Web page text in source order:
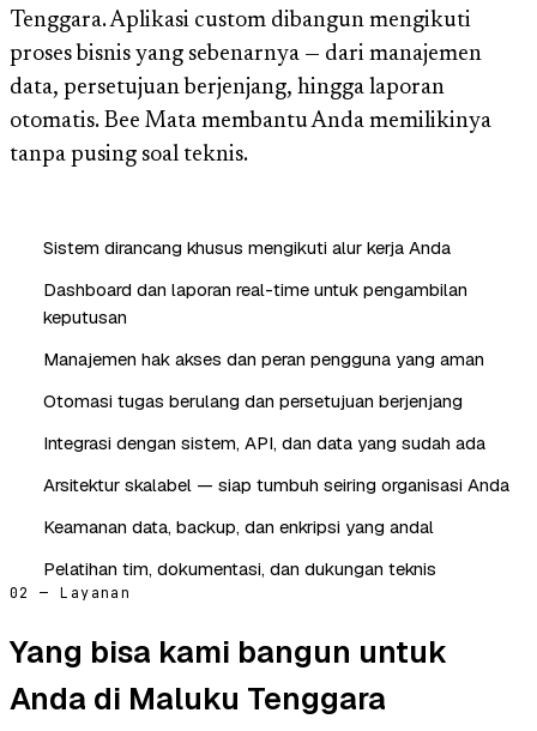
Tenggara. Aplikasi custom dibangun mengikuti
proses bisnis yang sebenarnya — dari manajemen
data, persetujuan berjenjang, hingga laporan
otomatis. Bee Mata membantu Anda memilikinya
tanpa pusing soal teknis.
Sistem dirancang khusus mengikuti alur kerja Anda
Dashboard dan laporan real-time untuk pengambilan
keputusan
Manajemen hak akses dan peran pengguna yang aman
Otomasi tugas berulang dan persetujuan berjenjang
Integrasi dengan sistem, API, dan data yang sudah ada
Arsitektur skalabel — siap tumbuh seiring organisasi Anda
Keamanan data, backup, dan enkripsi yang andal
Pelatihan tim, dokumentasi, dan dukungan teknis
02 — Layanan
Yang bisa kami bangun untuk
Anda di Maluku Tenggara